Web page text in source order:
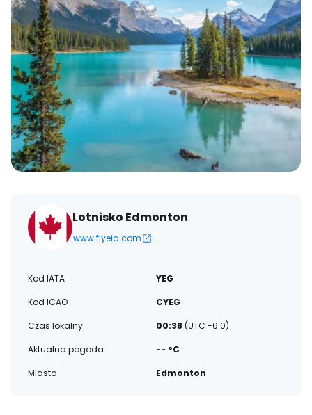
Lotnisko Edmonton
www.flyeia.com
Kod IATA
YEG
Kod ICAO
CYEG
Czas lokalny
00:38 (UTC -6.0)
Aktualna pogoda
-- °C
Miasto
Edmonton